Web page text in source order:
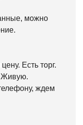
можно
Есть торг.
Живую.
ждем